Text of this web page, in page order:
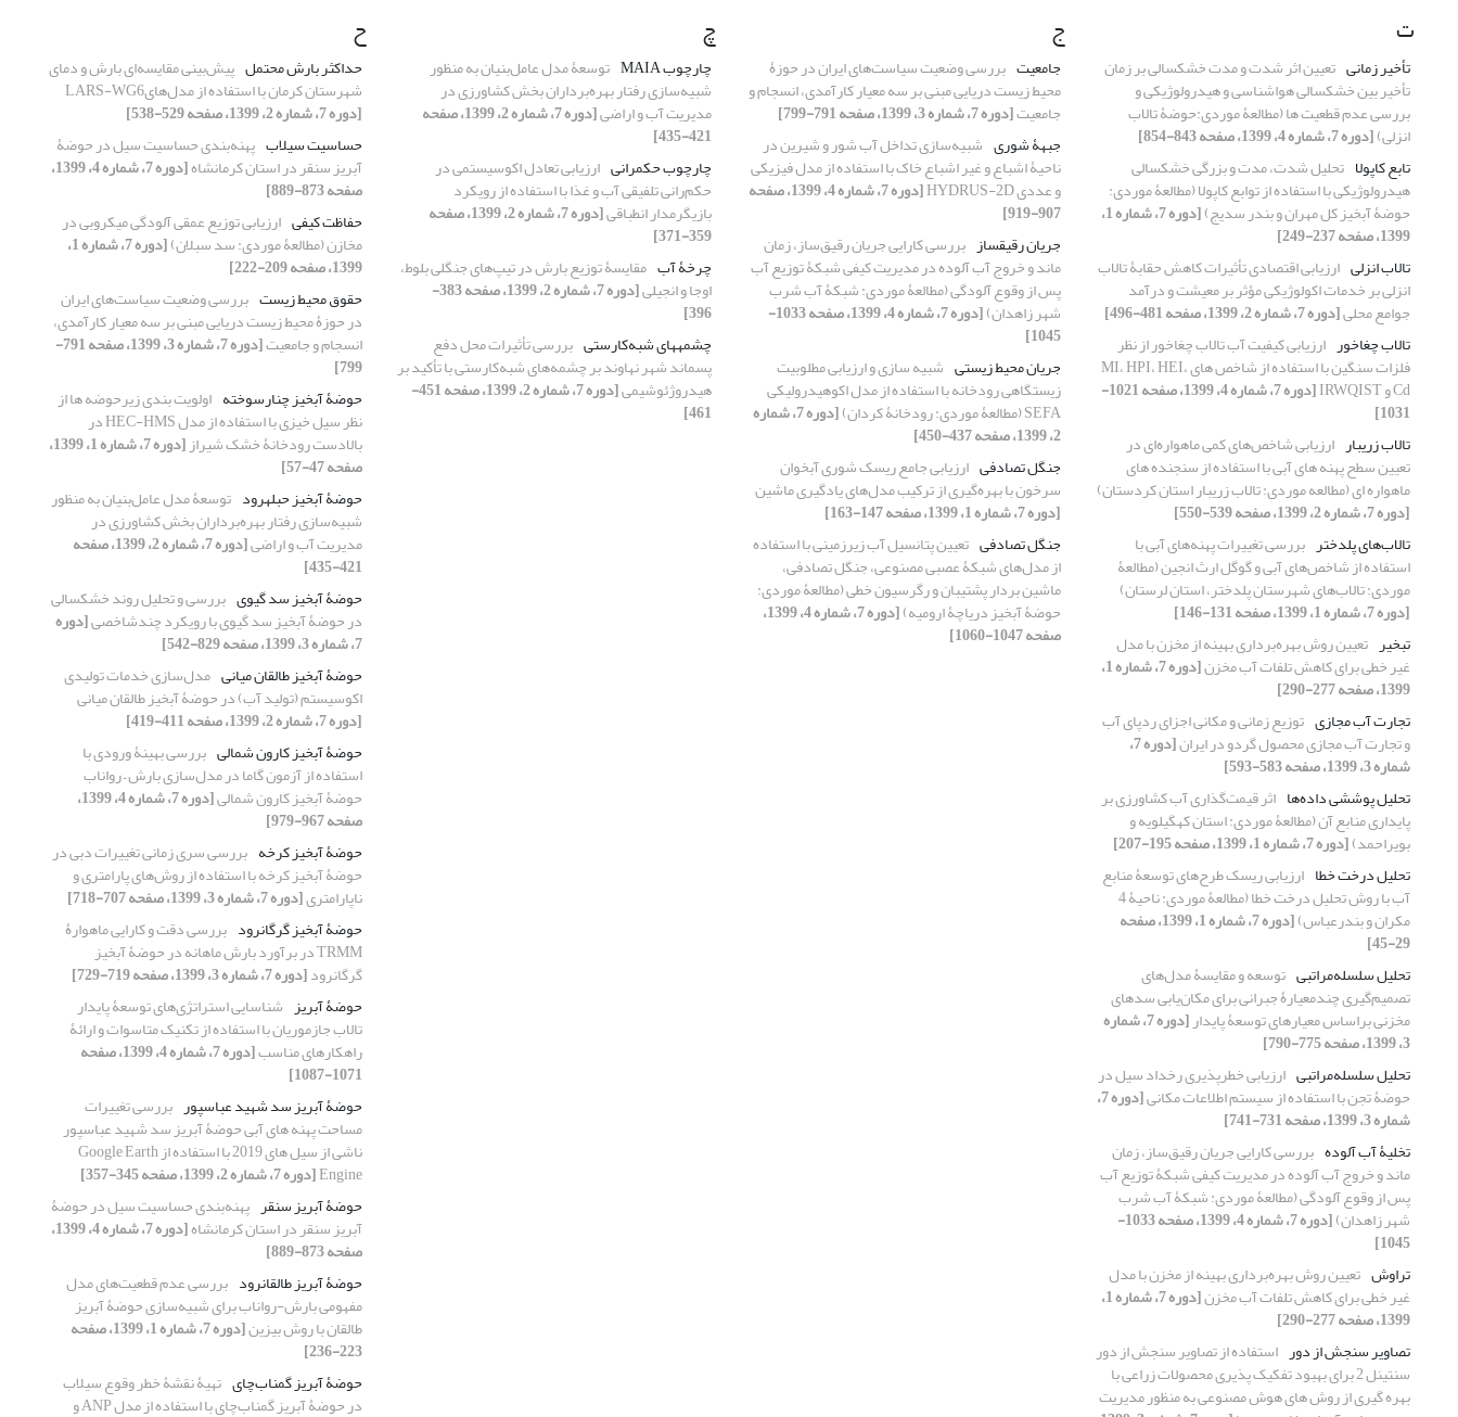
ت
تأخیر زمانی تعیین اثر شدت و مدت خشکسالی بر زمان
تأخیر بین خشکسالی هواشناسی و هیدرولوژیکی و
بررسی عدم قطعیت‏ ها (مطالعۀ موردی:حوضۀ تالاب
انزلی)[دوره 7، شماره 4، 1399، صفحه 843-854]
تابع کاپولا تحلیل شدت، مدت و بزرگی خشکسالی
هیدرولوژیکی با استفاده از توابع کاپولا (مطالعۀ موردی:
حوضۀ آبخیز کل مهران و بندر سدیج) [دوره 7، شماره 1،
1399، صفحه 237-249]
تالاب انزلی ارزیابی اقتصادی تأثیرات کاهش حقابۀ تالاب
انزلی بر خدمات اکولوژیکی مؤثر بر معیشت و درآمد
جوامع محلی[دوره 7، شماره 2، 1399، صفحه 481-496]
تالاب چغاخور ارزیابی کیفیت آب تالاب چغاخور از نظر
فلزات سنگین با استفاده از شاخص‏ های MI، HPI، HEI،
Cd و IRWQIST [دوره 7، شماره 4، 1399، صفحه 1021-
1031]
تالاب زریبار ارزیابی شاخص‌های کمی ماهواره‌ای در
تعیین سطح پهنه های آبی با استفاده از سنجنده های
ماهواره ای (مطالعه موردی: تالاب زریبار استان کردستان)
[دوره 7، شماره 2، 1399، صفحه 539-550]
تالاب‌های پلدختر بررسی تغییرات پهنه‌های آبی با
استفاده از شاخص‌های آبی و گوگل ارث انجین (مطالعۀ
موردی: تالاب‌های شهرستان پلدختر، اﺳﺘﺎن لرستان)
[دوره 7، شماره 1، 1399، صفحه 131-146]
تبخیر تعیین روش بهره‌برداری بهینه از مخزن با مدل
غیر خطی برای کاهش تلفات آب مخزن [دوره 7، شماره 1،
1399، صفحه 277-290]
تجارت آب مجازی توزیع زمانی و مکانی اجزای ردپای آب
و تجارت آب مجازی محصول گردو در ایران [دوره 7،
شماره 3، 1399، صفحه 583-593]
تحلیل پوششی داده‌ها اثر قیمت‌گذاری آب کشاورزی بر
پایداری منابع آن (مطالعۀ موردی: استان کهگیلویه و
بویراحمد)[دوره 7، شماره 1، 1399، صفحه 195-207]
تحلیل درخت خطا ارزیابی ریسک طرح‌های توسعۀ منابع
آب با روش تحلیل درخت خطا (مطالعۀ موردی: ناحیۀ 4
مکران و بندرعباس) [دوره 7، شماره 1، 1399، صفحه
29-45]
تحلیل سلسله‌مراتبی توسعه و مقایسۀ مدل‌های
تصمیم‌گیری چندمعیارۀ جبرانی برای مکان‌یابی سدهای
مخزنی براساس معیار‏های توسعۀ پایدار [دوره 7، شماره
3، 1399، صفحه 775-790]
تحلیل سلسله‌مراتبی‌ ارزیابی خطرپذیری رخداد سیل در
حوضۀ تجن با استفاده از سیستم اطلاعات مکانی [دوره 7،
شماره 3، 1399، صفحه 731-741]
تخلیۀ آب آلوده بررسی کارایی جریان رقیق‌ساز، زمان
ماند و خروج آب آلوده در مدیریت کیفی شبکۀ توزیع آب
پس از وقوع آلودگی (مطالعۀ موردی: شبکۀ آب شرب
شهر زاهدان) [دوره 7، شماره 4، 1399، صفحه 1033-
1045]
تراوش تعیین روش بهره‌برداری بهینه از مخزن با مدل
غیر خطی برای کاهش تلفات آب مخزن [دوره 7، شماره 1،
1399، صفحه 277-290]
تصاویر سنجش از دور استفاده از تصاویر سنجش از دور
سنتینل 2 برای بهبود تفکیک‏ پذیری محصولات زراعی با
بهره ‏گیری از روش‏ های هوش مصنوعی به‏ منظور مدیریت
ج
جامعیت بررسی وضعیت سیاست‌های ایران در حوزۀ
محیط زیست دریایی مبنی بر سه معیار کارآمدی، انسجام و
جامعیت[دوره 7، شماره 3، 1399، صفحه 791-799]
جبهۀ شوری شبیه‌سازی تداخل آب شور و شیرین در
ناحیۀ اشباع و غیر اشباع خاک با استفاده از مدل فیزیکی
و عددی HYDRUS-2D [دوره 7، شماره 4، 1399، صفحه
907-919]
جریان رقیق‏ساز بررسی کارایی جریان رقیق‌ساز، زمان
ماند و خروج آب آلوده در مدیریت کیفی شبکۀ توزیع آب
پس از وقوع آلودگی (مطالعۀ موردی: شبکۀ آب شرب
شهر زاهدان) [دوره 7، شماره 4، 1399، صفحه 1033-
1045]
جریان محیط ‏زیستی شبیه ‏سازی و ارزیابی مطلوبیت
زیستگاهی رودخانه با استفاده از مدل اکوهیدرولیکی
SEFA (مطالعۀ موردی: رودخانۀ کردان) [دوره 7، شماره
2، 1399، صفحه 437-450]
جنگل تصادفی ارزیابی جامع ریسک شوری آبخوان
سرخون با بهره‌گیری از ترکیب مدل‌های یادگیری ماشین
[دوره 7، شماره 1، 1399، صفحه 147-163]
جنگل تصادفی تعیین پتانسیل آب زیرزمینی با استفاده
از مدل‌های شبکۀ عصبی مصنوعی، جنگل تصادفی،
ماشین بردار پشتیبان و رگرسیون خطی (مطالعۀ موردی:
حوضۀ آبخیز دریاچۀ ارومیه) [دوره 7، شماره 4، 1399،
صفحه 1047-1060]
چ
چارچوب MAIA توسعۀ مدل عامل‌بنیان به منظور
شبیه‌سازی رفتار بهره‌برداران بخش کشاورزی در
مدیریت آب و اراضی [دوره 7، شماره 2، 1399، صفحه
421-435]
چارچوب حکم‏رانی ارزیابی تعادل اکوسیستمی در
حکم‌رانی تلفیقی آب و غذا با استفاده از رویکرد
بازیگر‌مدار انطباقی [دوره 7، شماره 2، 1399، صفحه
359-371]
چرخۀ‏ آب مقایسۀ توزیع بارش در تیپ‌های جنگلی بلوط،
اوجا و انجیلی [دوره 7، شماره 2، 1399، صفحه 383-
396]
چشمه‏های شبه‌کارستی بررسی تأثیرات محل دفع
پسماند شهر نهاوند بر چشمه‌های شبه‌کارستی با تأکید بر
هیدروژئوشیمی [دوره 7، شماره 2، 1399، صفحه 451-
461]
ح
حداکثر بارش محتمل پیش‌بینی مقایسه‌ای بارش و دمای
شهرستان کرمان با استفاده از مدل‌هایLARS-WG6
[دوره 7، شماره 2، 1399، صفحه 529-538]
حساسیت سیلاب پهنه‌بندی حساسیت سیل در حوضۀ
آبریز سنقر در استان کرمانشاه [دوره 7، شماره 4، 1399،
صفحه 873-889]
حفاظت کیفی ارزیابی توزیع عمقی آلودگی میکروبی در
مخازن (مطالعۀ موردی: سد سبلان) [دوره 7، شماره 1،
1399، صفحه 209-222]
حقوق محیط زیست بررسی وضعیت سیاست‌های ایران
در حوزۀ محیط زیست دریایی مبنی بر سه معیار کارآمدی،
انسجام و جامعیت [دوره 7، شماره 3، 1399، صفحه 791-
799]
حوضۀ آبخیز چنارسوخته اولویت‏ بندی زیرحوضه ‏ها از
نظر سیل‏ خیزی با استفاده از مدل HEC-HMS در
بالادست رودخانۀ خشک شیراز [دوره 7، شماره 1، 1399،
صفحه 47-57]
حوضۀ آبخیز حبله‏رود توسعۀ مدل عامل‌بنیان به منظور
شبیه‌سازی رفتار بهره‌برداران بخش کشاورزی در
مدیریت آب و اراضی [دوره 7، شماره 2، 1399، صفحه
421-435]
حوضۀ آبخیز سد گیوی بررسی و تحلیل روند خشکسالی
در حوضۀ آبخیز سد گیوی با رویکرد چندشاخصی[دوره
7، شماره 3، 1399، صفحه 829-542]
حوضۀ آبخیز طالقان میانی مدل‌سازی خدمات تولیدی
اکوسیستم (تولید آب) در حوضۀ آبخیز طالقان میانی
[دوره 7، شماره 2، 1399، صفحه 411-419]
حوضۀ آبخیز کارون شمالی بررسی بهینۀ ورودی با
استفاده از آزمون گاما در مدل‌سازی بارش – رواناب
حوضۀ آبخیز کارون شمالی [دوره 7، شماره 4، 1399،
صفحه 967-979]
حوضۀ آبخیز کرخه بررسی سری زمانی تغییرات دبی در
حوضۀ آبخیز کرخه با استفاده از روش‌های پارامتری و
ناپارامتری[دوره 7، شماره 3، 1399، صفحه 707-718]
حوضۀ آبخیز گرگانرود بررسی دقت و کارایی ماهوارۀ
TRMM در برآورد بارش ماهانه در حوضۀ آبخیز
گرگانرود[دوره 7، شماره 3، 1399، صفحه 719-729]
حوضۀ آبریز شناسایی استراتژی‌های توسعۀ پایدار
تالاب جازموریان با استفاده از تکنیک متاسوات و ارائۀ
راهکارهای مناسب [دوره 7، شماره 4، 1399، صفحه
1071-1087]
حوضۀ آبریز سد شهید عباسپور بررسی تغییرات
مساحت پهنه های آبی حوضۀ آبریز سد شهید عباسپور
ناشی از سیل های 2019 با استفاده از Google Earth
Engine[دوره 7، شماره 2، 1399، صفحه 345-357]
حوضۀ آبریز سنقر پهنه‌بندی حساسیت سیل در حوضۀ
آبریز سنقر در استان کرمانشاه [دوره 7، شماره 4، 1399،
صفحه 873-889]
حوضۀ آبریز طالقان‏رود بررسی عدم قطعیت‌های مدل
مفهومی بارش-رواناب برای شبیه‌سازی حوضۀ آبریز
طالقان با روش بیزین [دوره 7، شماره 1، 1399، صفحه
223-236]
حوضۀ آبریز گمناب‌چای تهیۀ نقشۀ خطر وقوع سیلاب
در حوضۀ آبریز گمناب‌چای با استفاده از مدل ANP و